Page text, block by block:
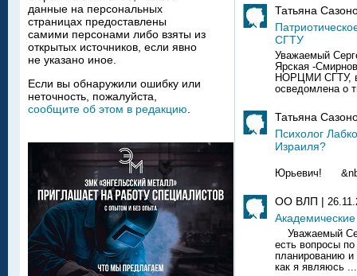
Татьяна
СГТУ
Уважаемый
Ярская -
НОРЦМИ СГТУ,
осведомлена о
Татьяна
Психолог
Израиля?
Юрьевич!
ОО ВЛП |
Уважаемый
есть вопросы по
планированию и
как я являюсь ...
данные на персональных
страницах предоставлены
самими персонами либо взяты из
открытых источников, если явно
не указано иное.
Если вы обнаружили ошибку или
неточность, пожалуйста,
сообщите об этом в редакцию